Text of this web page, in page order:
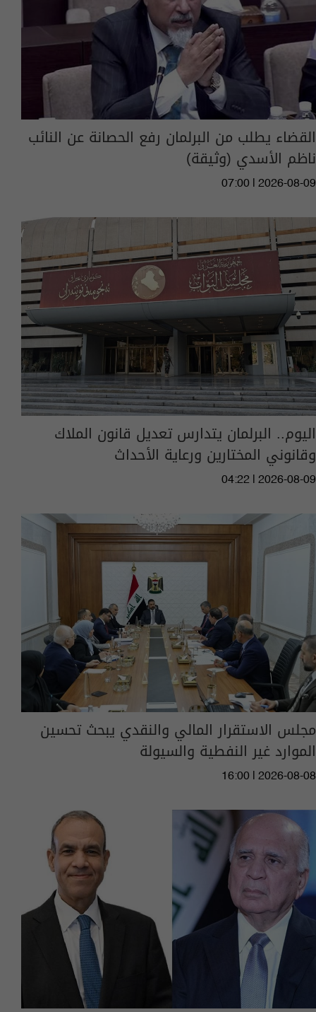
القضاء يطلب من البرلمان رفع الحصانة عن النائب
ناظم الأسدي (وثيقة)
07:00 | 2026-08-09
اليوم.. البرلمان يتدارس تعديل قانون الملاك
وقانوني المختارين ورعاية الأحداث
04:22 | 2026-08-09
مجلس الاستقرار المالي والنقدي يبحث تحسين
الموارد غير النفطية والسيولة
16:00 | 2026-08-08